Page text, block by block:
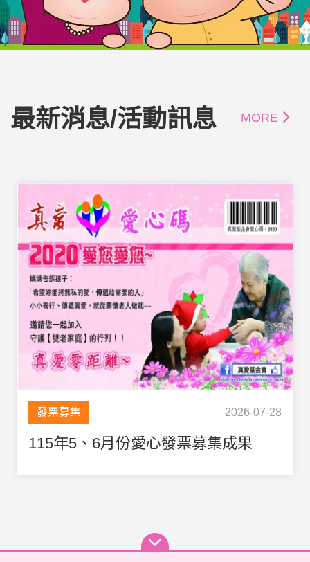
最新消息/活動訊息 MORE
發票募集 2026-07-28
115年5、6月份愛心發票募集成果